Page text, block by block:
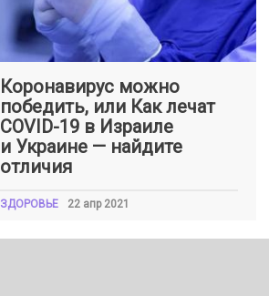
Коронавирус можно
победить, или Как лечат
COVID-19 в Израиле
и Украине — найдите
отличия
ЗДОРОВЬЕ 22 апр 2021